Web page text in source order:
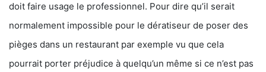
doit faire usage le professionnel. Pour dire qu’il serait
normalement impossible pour le dératiseur de poser des
pièges dans un restaurant par exemple vu que cela
pourrait porter préjudice à quelqu’un même si ce n’est pas